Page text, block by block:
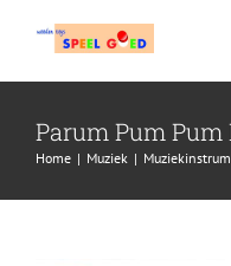
inhoud
Parum Pum Pum
Home | Muziek |